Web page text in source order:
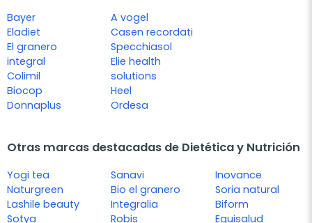
Bayer
Eladiet
El granero
integral
Colimil
Biocop
Donnaplus
A vogel
Casen recordati
Specchiasol
Elie health
solutions
Heel
Ordesa
Otras marcas destacadas de Dietética y Nutrición
Yogi tea
Naturgreen
Lashile beauty
Sotya
Sanavi
Bio el granero
Integralia
Robis
Inovance
Soria natural
Biform
Equisalud